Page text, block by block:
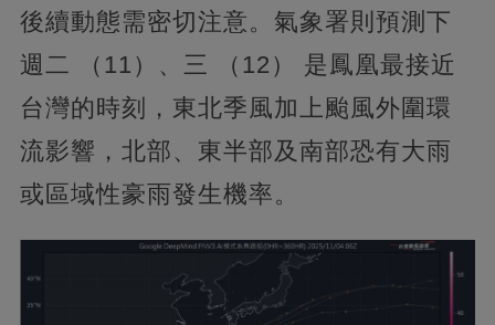
後續動態需密切注意。氣象署則預測下
週二 （11）、三 （12） 是鳳凰最接近
台灣的時刻，東北季風加上颱風外圍環
流影響，北部、東半部及南部恐有大雨
或區域性豪雨發生機率。